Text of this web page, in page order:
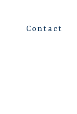
Contact